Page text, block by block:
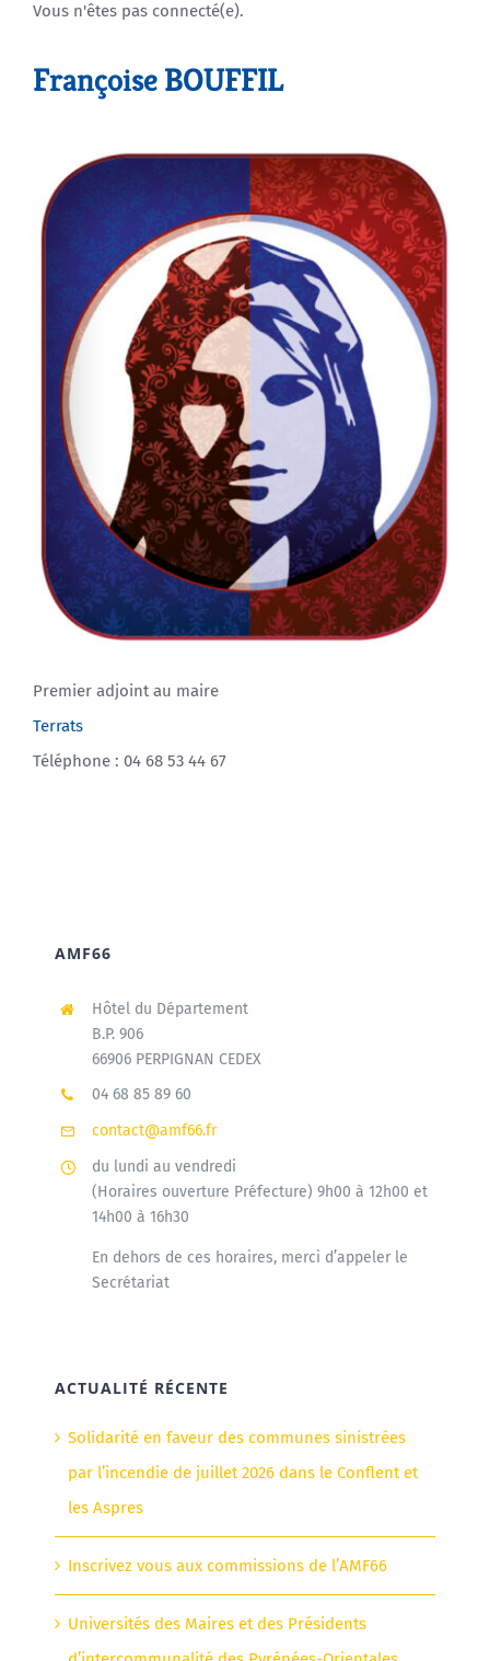
Agenda
Vous n'êtes pas connecté(e).
Françoise BOUFFIL
Premier adjoint au maire
Terrats
Téléphone : 04 68 53 44 67
AMF66
Hôtel du Département
B.P. 906
66906 PERPIGNAN CEDEX
04 68 85 89 60
contact@amf66.fr
du lundi au vendredi
(Horaires ouverture Préfecture) 9h00 à 12h00 et
14h00 à 16h30
En dehors de ces horaires, merci d’appeler le
Secrétariat
ACTUALITÉ RÉCENTE
Solidarité en faveur des communes sinistrées
par l’incendie de juillet 2026 dans le Conflent et
les Aspres
Inscrivez vous aux commissions de l’AMF66
Universités des Maires et des Présidents